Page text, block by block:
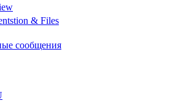
& Files
сообщения